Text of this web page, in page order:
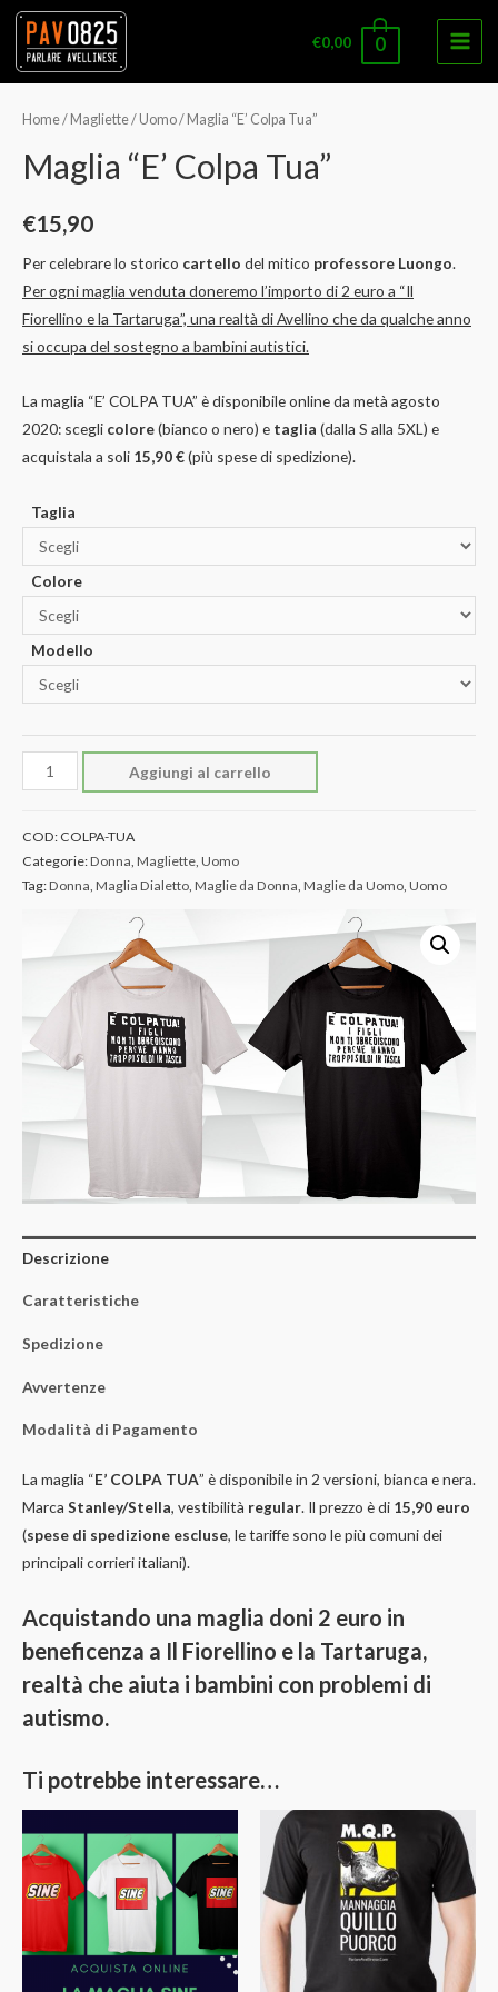
€0,00 0
Main
Home/ Magliette/ Uomo/ Maglia “E’ Colpa Tua”
Maglia “E’ Colpa Tua”
€15,90
Per celebrare lo storico cartello del mitico professore Luongo.
Per ogni maglia venduta doneremo l’importo di 2 euro a “Il
Fiorellino e la Tartaruga”, una realtà di Avellino che da qualche anno
si occupa del sostegno a bambini autistici.
La maglia “E’ COLPA TUA” è disponibile online da metà agosto
2020: scegli colore(bianco o nero) e taglia (dalla S alla 5XL) e
acquistala a soli 15,90 €(più spese di spedizione).
Taglia
Colore
Modello
Maglia
"E'
Tua"
Aggiungi al carrello
COD: COLPA-TUA
Categorie:Donna, Magliette, Uomo
Tag:Donna, Maglia Dialetto, Maglie da Donna, Maglie da Uomo, Uomo
Descrizione
Caratteristiche
Spedizione
Avvertenze
Modalità di Pagamento
La maglia “E’ COLPA TUA” è disponibile in 2 versioni, bianca e nera.
Marca Stanley/Stella, vestibilità regular. Il prezzo è di 15,90 euro
(spese di spedizione escluse, le tariffe sono le più comuni dei
principali corrieri italiani).
Acquistando una maglia doni 2 euro in
beneficenza a Il Fiorellino e la Tartaruga,
realtà che aiuta i bambini con problemi di
autismo.
Ti potrebbe interessare…